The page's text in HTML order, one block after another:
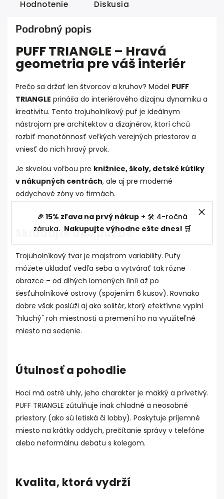
🎉 15% zľava na prvý nákup+ 🛠️ 4-ročná
záruka. Nakupujte výhodne ešte dnes! 🛒
Hodnotenie Diskusia
Podrobný popis
PUFF TRIANGLE – Hravá
geometria pre váš interiér
Prečo sa držať len štvorcov a kruhov? Model PUFF
TRIANGLE prináša do interiérového dizajnu dynamiku a
kreativitu. Tento trojuholníkový puf je ideálnym
nástrojom pre architektov a dizajnérov, ktorí chcú
rozbiť monotónnosť veľkých verejných priestorov a
vniesť do nich hravý prvok.
Je skvelou voľbou pre knižnice, školy, detské kútiky
v nákupných centrách, ale aj pre moderné
oddychové zóny vo firmách.
Skladajte ako puzzle
Trojuholníkový tvar je majstrom variability. Pufy
môžete ukladať vedľa seba a vytvárať tak rôzne
obrazce – od dlhých lomených línií až po
šesťuholníkové ostrovy (spojením 6 kusov). Rovnako
dobre však poslúži aj ako solitér, ktorý efektívne vyplní
"hluchý" roh miestnosti a premení ho na využiteľné
miesto na sedenie.
Útulnosť a pohodlie
Hoci má ostré uhly, jeho charakter je mäkký a prívetivý.
PUFF TRIANGLE zútulňuje inak chladné a neosobné
priestory (ako sú letiská či lobby). Poskytuje príjemné
miesto na krátky oddych, prečítanie správy v telefóne
alebo neformálnu debatu s kolegom.
Kvalita, ktorá vydrží